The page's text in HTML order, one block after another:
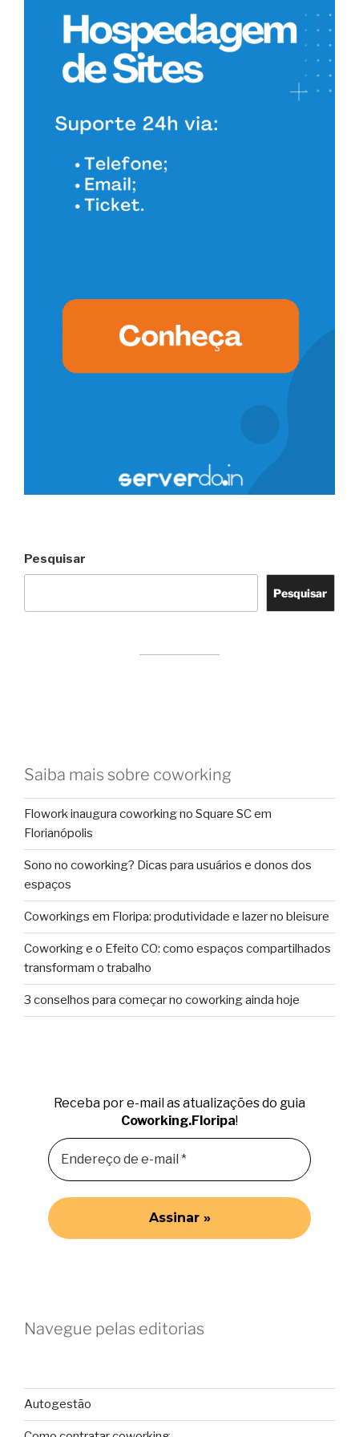
Pesquisar
Pesquisar
Saiba mais sobre coworking
Flowork inaugura coworking no Square SC em
Florianópolis
Sono no coworking? Dicas para usuários e donos dos
espaços
Coworkings em Floripa: produtividade e lazer no bleisure
Coworking e o Efeito CO: como espaços compartilhados
transformam o trabalho
3 conselhos para começar no coworking ainda hoje
Receba por e-mail as atualizações do guia
Coworking.Floripa!
Navegue pelas editorias
Autogestão